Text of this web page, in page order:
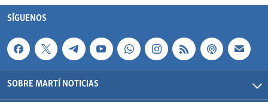
SÍGUENOS
SOBRE MARTÍ NOTICIAS